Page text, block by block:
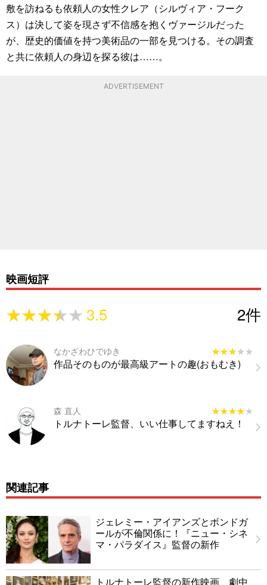
敷を訪ねるも依頼人の女性クレア（シルヴィア・フーク
ス）は決して姿を現さず不信感を抱くヴァージルだった
が、歴史的価値を持つ美術品の一部を見つける。その調査
と共に依頼人の身辺を探る彼は……。
ADVERTISEMENT
映画短評
★★★★★
★★★★★ 3.5 2件
なかざわひでゆき ★★★★★
★★★★★
作品そのものが最高級アートの趣(おもむき)
森 直人 ★★★★★
★★★★★
トルナトーレ監督、いい仕事してますねえ！
関連記事
ジェレミー・アイアンズとボンドガ
ールが不倫関係に！『ニュー・シネ
マ・パラダイス』監督の新作
トルナトーレ監督の新作映画、劇中